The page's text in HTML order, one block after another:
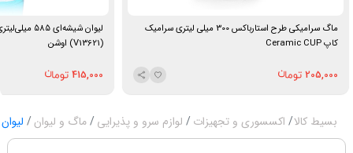
ماگ سرامیکی طرح استارباکس 300 میلی لیتری سرامیک
کاپ Ceramic CUP
205,000
لیوان شیشه‌ای
(V13621) اوشن
415,000
بسیط کالا اکسسوری و تجهیزات لوازم سرو و پذیرایی ماگ و لیوان